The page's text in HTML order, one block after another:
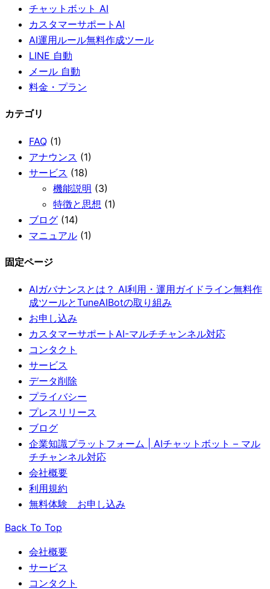
チャットボット AI
カスタマーサポートAI
AI運用ルール無料作成ツール
LINE 自動
メール 自動
料金・プラン
カテゴリ
FAQ (1)
アナウンス (1)
サービス (18)
機能説明 (3)
特徴と思想 (1)
ブログ (14)
マニュアル (1)
固定ページ
AIガバナンスとは？ AI利用・運用ガイドライン無料作
成ツールとTuneAIBotの取り組み
お申し込み
カスタマーサポートAI-マルチチャンネル対応
コンタクト
サービス
データ削除
プライバシー
プレスリリース
ブログ
企業知識プラットフォーム | AIチャットボット – マル
チチャンネル対応
会社概要
利用規約
無料体験 お申し込み
Back To Top
会社概要
サービス
コンタクト